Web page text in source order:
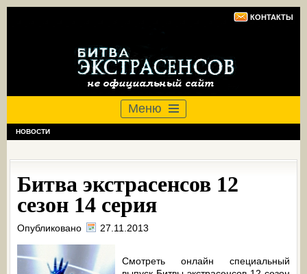
КОНТАКТЫ
Меню
НОВОСТИ
Битва экстрасенсов 12
сезон 14 серия
Опубликовано 27.11.2013
Смотреть онлайн специальный